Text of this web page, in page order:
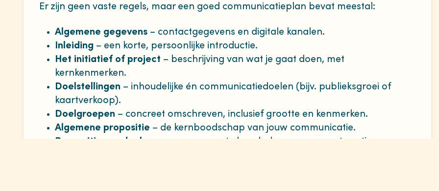
Er zijn geen vaste regels, maar een goed communicatieplan bevat meestal:
Algemene gegevens – contactgegevens en digitale kanalen.
Inleiding – een korte, persoonlijke introductie.
Het initiatief of project – beschrijving van wat je gaat doen, met
kernkenmerken.
Doelstellingen – inhoudelijke én communicatiedoelen (bijv. publieksgroei of
kaartverkoop).
Doelgroepen – concreet omschreven, inclusief grootte en kenmerken.
Algemene propositie – de kernboodschap van jouw communicatie.
Propositie per doelgroep
– aangepaste boodschap en gewenste actie per